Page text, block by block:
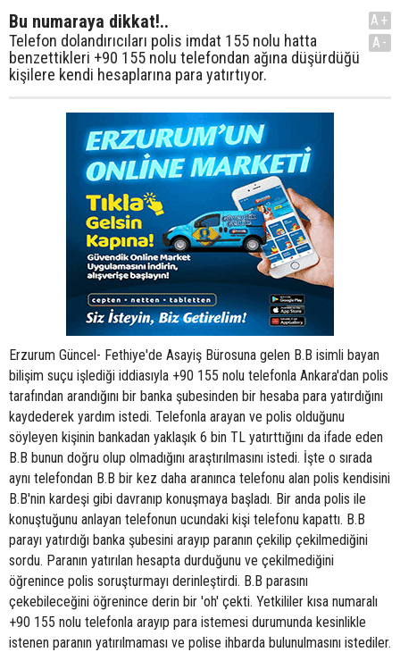
Bu numaraya dikkat!..
Telefon dolandırıcıları polis imdat 155 nolu hatta
benzettikleri +90 155 nolu telefondan ağına düşürdüğü
kişilere kendi hesaplarına para yatırtıyor.
A+
A-
Erzurum Güncel- Fethiye'de Asayiş Bürosuna gelen B.B isimli bayan
bilişim suçu işlediği iddiasıyla +90 155 nolu telefonla Ankara'dan polis
tarafından arandığını bir banka şubesinden bir hesaba para yatırdığını
kaydederek yardım istedi. Telefonla arayan ve polis olduğunu
söyleyen kişinin bankadan yaklaşık 6 bin TL yatırttığını da ifade eden
B.B bunun doğru olup olmadığını araştırılmasını istedi. İşte o sırada
aynı telefondan B.B bir kez daha aranınca telefonu alan polis kendisini
B.B'nin kardeşi gibi davranıp konuşmaya başladı. Bir anda polis ile
konuştuğunu anlayan telefonun ucundaki kişi telefonu kapattı. B.B
parayı yatırdığı banka şubesini arayıp paranın çekilip çekilmediğini
sordu. Paranın yatırılan hesapta durduğunu ve çekilmediğini
öğrenince polis soruşturmayı derinleştirdi. B.B parasını
çekebileceğini öğrenince derin bir 'oh' çekti. Yetkililer kısa numaralı
+90 155 nolu telefonla arayıp para istemesi durumunda kesinlikle
istenen paranın yatırılmaması ve polise ihbarda bulunulmasını istediler.